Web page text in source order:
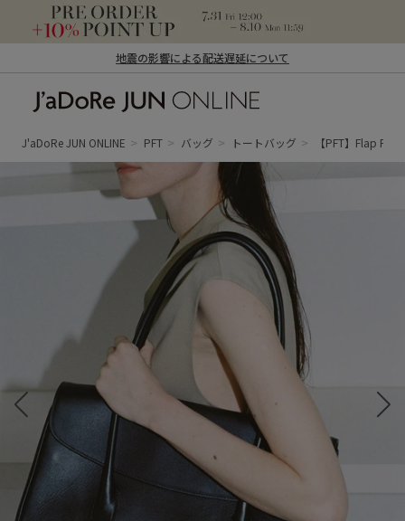
地震の影響による配送遅延について
ン オンライン）
J'aDoRe JUN ONLINE PFT バッグ トートバッグ 【PFT】Flap P